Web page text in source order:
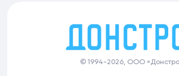
© 1994-2026, ООО